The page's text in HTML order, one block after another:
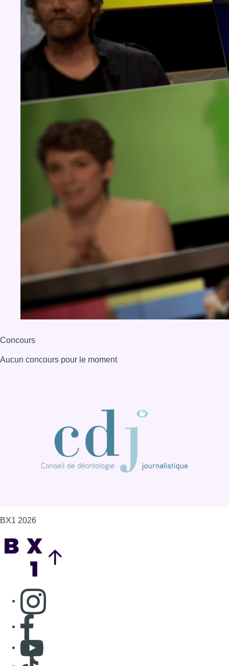
Concours
Aucun concours pour le moment
BX1 2026
Consulter page Instagram
Consulter page Facebook
Consulter Youtube
Consulter TikTok